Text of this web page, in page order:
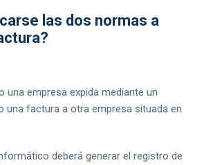
las dos normas a
una empresa expida mediante un
una factura a otra empresa situada en
deberá generar el registro de